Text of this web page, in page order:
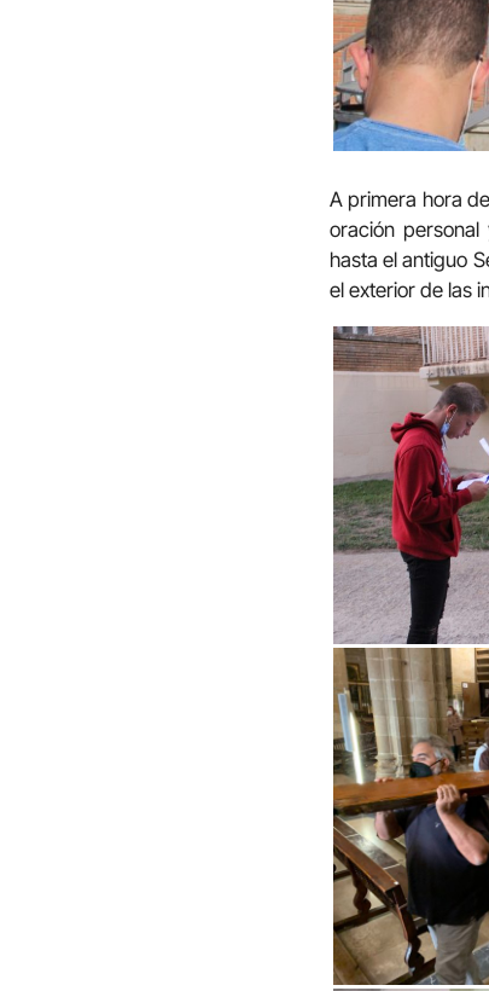
A primera hora
oración personal
hasta el antiguo
el exterior de las